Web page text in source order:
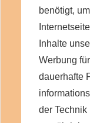
benötigt,
Inhalte
Werbung
dauerhafte
der Technik